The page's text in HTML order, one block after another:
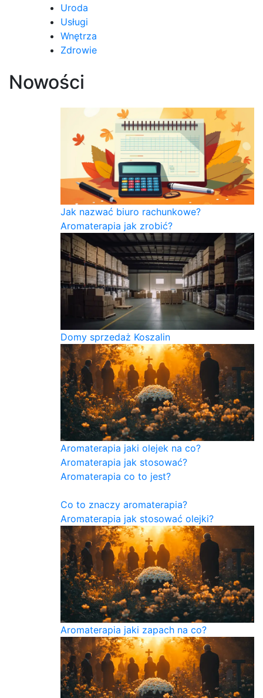
Uroda
Usługi
Wnętrza
Zdrowie
Nowości
Jak nazwać biuro rachunkowe?
Aromaterapia jak zrobić?
Domy sprzedaż Koszalin
Aromaterapia jaki olejek na co?
Aromaterapia jak stosować?
Aromaterapia co to jest?
Co to znaczy aromaterapia?
Aromaterapia jak stosować olejki?
Aromaterapia jaki zapach na co?